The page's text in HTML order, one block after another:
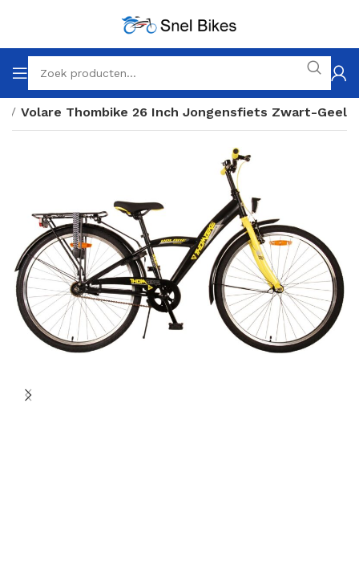
Volare Thombike 26 Inch Jongensfiets Zwart-Geel